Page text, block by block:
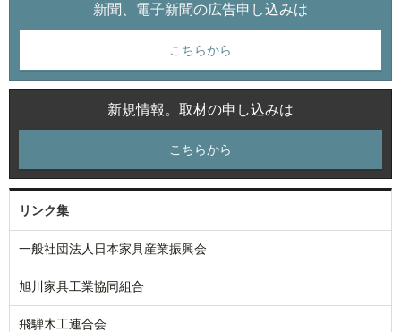
新聞、電子新聞の広告申し込みは
こちらから
新規情報。取材の申し込みは
こちらから
リンク集
一般社団法人日本家具産業振興会
旭川家具工業協同組合
飛騨木工連合会